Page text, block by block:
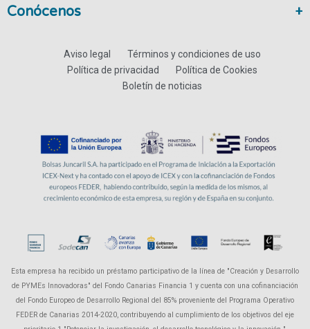
Conócenos
Aviso legal
Términos y condiciones de uso
Política de privacidad
Política de Cookies
Boletín de noticias
Esta empresa ha recibido un préstamo participativo de la línea de "Creación y Desarrollo
de PYMEs Innovadoras" del Fondo Canarias Financia 1 y cuenta con una cofinanciación
del Fondo Europeo de Desarrollo Regional del 85% proveniente del Programa Operativo
FEDER de Canarias 2014-2020, contribuyendo al cumplimiento de los objetivos del eje